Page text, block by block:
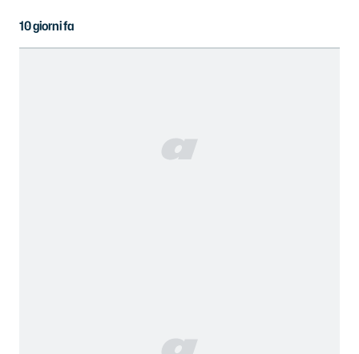
10 giorni fa